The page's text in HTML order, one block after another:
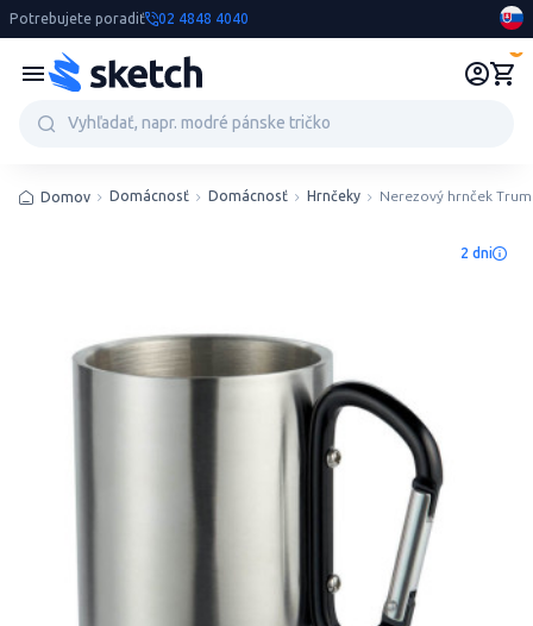
Potrebujete poradiť 02 4848 4040
Domov Domácnosť Domácnosť Hrnčeky Nerezový hrnček
2 dni